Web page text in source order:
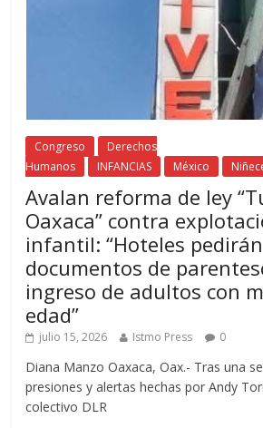
Congreso
Derechos
Humanos
INFANCIAS México
Avalan reforma de ley
Oaxaca” contra
infantil: “Hoteles pedirán
documentos de
ingreso de adultos con
edad”
julio 15, 2026 Istmo Press 0
Diana Manzo Oaxaca, Oax.- Tras una
presiones y alertas hechas por Andy
colectivo DLR